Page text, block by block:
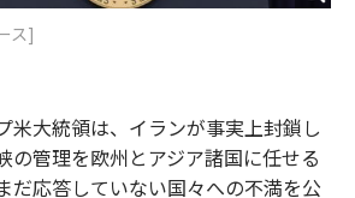
ス]
米大統領は、イランが事実上封鎖し
の管理を欧州とアジア諸国に任せる
だ応答していない国々への不満を公